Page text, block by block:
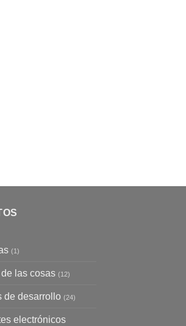
(1)
de las cosas (12)
de desarrollo (24)
electrónicos